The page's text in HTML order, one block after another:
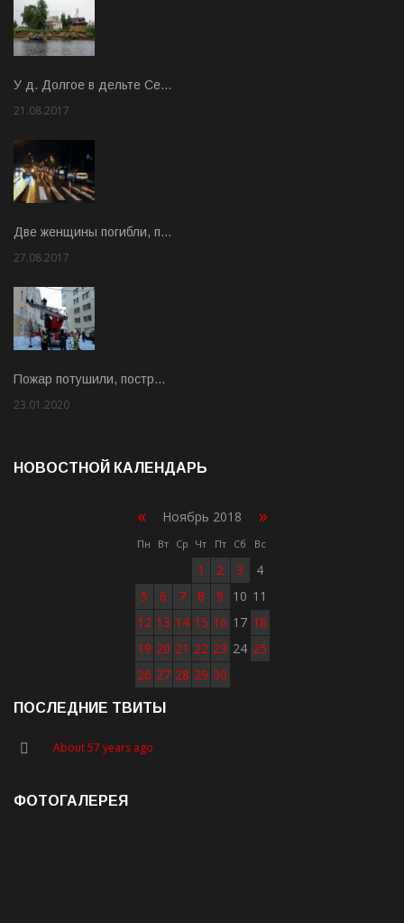
У д. Долгое в дельте Се…
21.08.2017
Две женщины погибли, п…
27.08.2017
Пожар потушили, постр…
23.01.2020
НОВОСТНОЙ КАЛЕНДАРЬ
« Ноябрь 2018 »
Пн Вт Ср Чт Пт Сб Вс
1 2 3
4
5
6 7 8 9 10 11
12 13 14 15 16 17 18
19 20 21 22 23 24 25
26 27 28 29 30
ПОСЛЕДНИЕ ТВИТЫ
About 57 years ago
ФОТОГАЛЕРЕЯ